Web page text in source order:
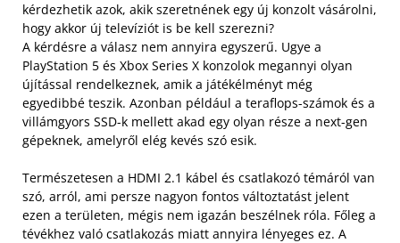
kérdezhetik azok, akik szeretnének egy új konzolt vásárolni,
hogy akkor új televíziót is be kell szerezni?
A kérdésre a válasz nem annyira egyszerű. Ugye a
PlayStation 5 és Xbox Series X konzolok megannyi olyan
újítással rendelkeznek, amik a játékélményt még
egyedibbé teszik. Azonban például a teraflops-számok és a
villámgyors SSD-k mellett akad egy olyan része a next-gen
gépeknek, amelyről elég kevés szó esik.
Természetesen a HDMI 2.1 kábel és csatlakozó témáról van
szó, arról, ami persze nagyon fontos változtatást jelent
ezen a területen, mégis nem igazán beszélnek róla. Főleg a
tévékhez való csatlakozás miatt annyira lényeges ez. A